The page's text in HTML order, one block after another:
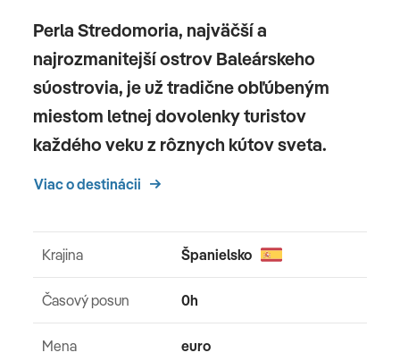
Perla Stredomoria, najväčší a
najrozmanitejší ostrov Baleárskeho
súostrovia, je už tradične obľúbeným
miestom letnej dovolenky turistov
každého veku z rôznych kútov sveta.
Viac o destinácii
Krajina Španielsko
Časový posun 0h
Mena euro